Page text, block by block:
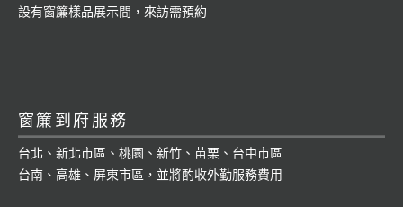
設有窗簾樣品展示間，來訪需預約
窗簾到府服務
台北、新北市區、桃園、新竹、苗栗、台中市區
台南、高雄、屏東市區，並將酌收外勤服務費用